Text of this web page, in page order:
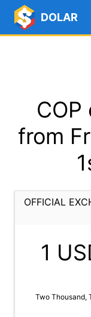
DOLAR
from
OFFICIAL
1
Two Thousand,